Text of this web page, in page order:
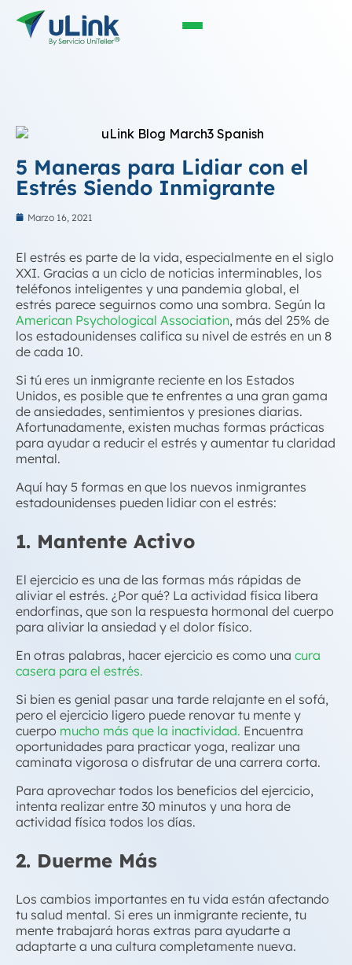
5 Maneras para Lidiar con el
Estrés Siendo Inmigrante
Marzo 16, 2021
El estrés es parte de la vida, especialmente en el siglo
XXI. Gracias a un ciclo de noticias interminables, los
teléfonos inteligentes y una pandemia global, el
estrés parece seguirnos como una sombra. Según la
American Psychological Association, más del 25% de
los estadounidenses califica su nivel de estrés en un 8
de cada 10.
Si tú eres un inmigrante reciente en los Estados
Unidos, es posible que te enfrentes a una gran gama
de ansiedades, sentimientos y presiones diarias.
Afortunadamente, existen muchas formas prácticas
para ayudar a reducir el estrés y aumentar tu claridad
mental.
Aquí hay 5 formas en que los nuevos inmigrantes
estadounidenses pueden lidiar con el estrés:
1. Mantente Activo
El ejercicio es una de las formas más rápidas de
aliviar el estrés. ¿Por qué? La actividad física libera
endorfinas, que son la respuesta hormonal del cuerpo
para aliviar la ansiedad y el dolor físico.
En otras palabras, hacer ejercicio es como una cura
casera para el estrés.
Si bien es genial pasar una tarde relajante en el sofá,
pero el ejercicio ligero puede renovar tu mente y
cuerpo mucho más que la inactividad. Encuentra
oportunidades para practicar yoga, realizar una
caminata vigorosa o disfrutar de una carrera corta.
Para aprovechar todos los beneficios del ejercicio,
intenta realizar entre 30 minutos y una hora de
actividad física todos los días.
2. Duerme Más
Los cambios importantes en tu vida están afectando
tu salud mental. Si eres un inmigrante reciente, tu
mente trabajará horas extras para ayudarte a
adaptarte a una cultura completamente nueva.